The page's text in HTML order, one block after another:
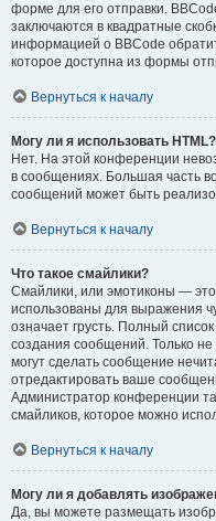
форме для его отправки.
заключаются в квадратные
информацией о BBCode
которое доступна из формы
Вернуться к началу
Могу ли я использовать HTML?
Нет. На этой конференции
в сообщениях. Большая часть
сообщений может быть
Вернуться к началу
Что такое смайлики?
Смайлики, или эмотиконы — это
использованы для выражения
означает грусть. Полный
создания сообщений. Только не
могут сделать сообщение
отредактировать ваше
Администратор конференции
смайликов, которое можно
Вернуться к началу
Могу ли я добавлять
Да, вы можете размещать